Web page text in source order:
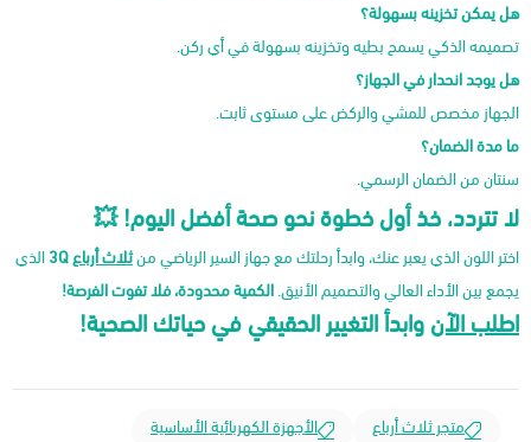
هل يمكن تخزينه بسهولة؟
تصميمه الذكي يسمح بطيه وتخزينه بسهولة في أي ركن.
هل يوجد انحدار في الجهاز؟
الجهاز مخصص للمشي والركض على مستوى ثابت.
ما مدة الضمان؟
سنتان من الضمان الرسمي.
لا تتردد، خذ أول خطوة نحو صحة أفضل اليوم! 💥
اختر اللون الذي يعبر عنك، وابدأ رحلتك مع جهاز السير الرياضي منثلاث أرباع
الذي
يجمع بين الأداء العالي والتصميم الأنيق.الكمية محدودة، فلا تفوت الفرصة!
اطلب الآن وابدأ التغيير الحقيقي في حياتك الصحية!
متجر ثلاث أرباع
الأجهزة الكهربائية الأساسية